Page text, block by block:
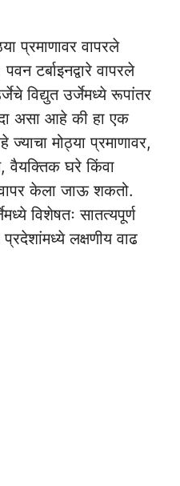
प्रमाणावर वापरले
टर्बाइनद्वारे वापरले
विद्युत उर्जेमध्ये रूपांतर
असा आहे की हा एक
मोठ्या प्रमाणावर,
वैयक्तिक घरे किंवा
वापर केला जाऊ शकतो.
विशेषतः सातत्यपूर्ण
लक्षणीय वाढ